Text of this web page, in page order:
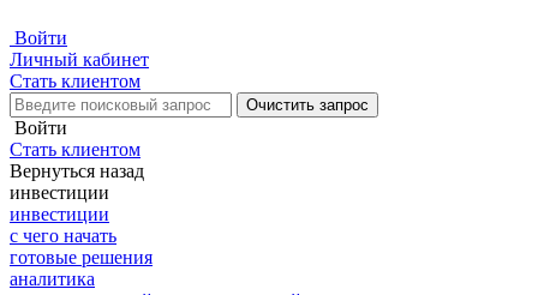
Войти
Личный кабинет
Стать клиентом
Очистить запрос
Войти
Стать клиентом
Вернуться назад
инвестиции
инвестиции
с чего начать
готовые решения
аналитика